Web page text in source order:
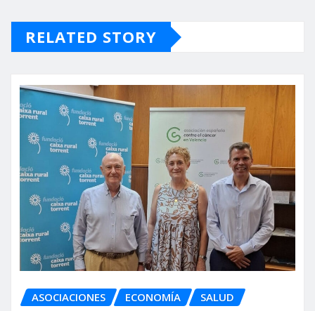
RELATED STORY
ASOCIACIONES ECONOMÍA SALUD